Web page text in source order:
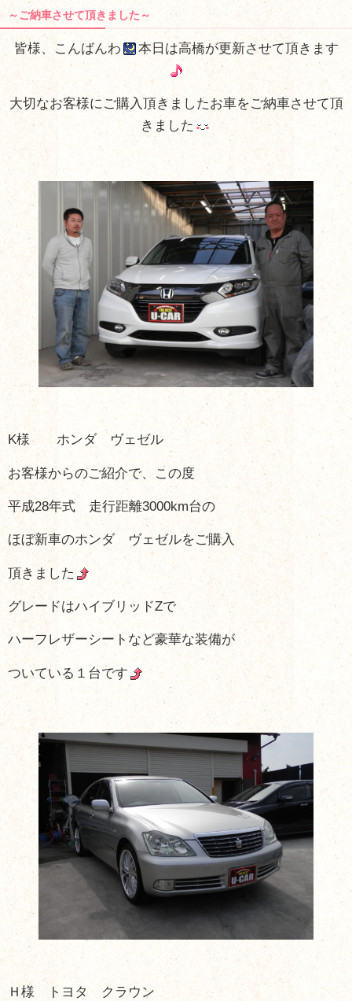
～ご納車させて頂きました～
皆様、こんばんわ 本日は高橋が更新させて頂きます
大切なお客様にご購入頂きましたお車をご納車させて頂
きました
K様 ホンダ ヴェゼル
お客様からのご紹介で、この度
平成28年式 走行距離3000km台の
ほぼ新車のホンダ ヴェゼルをご購入
頂きました
グレードはハイブリッドZで
ハーフレザーシートなど豪華な装備が
ついている１台です
Ｈ様 トヨタ クラウン